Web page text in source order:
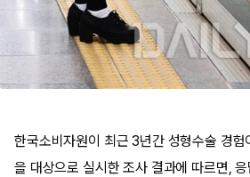
한국소비자원이 최근 3년간 성형수술 경
을 대상으로 실시한 조사 결과에 따르면,